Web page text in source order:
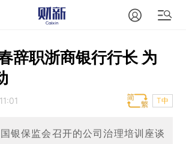
辞职浙商银行行长 为
T中
银保监会召开的公司治理培训座谈